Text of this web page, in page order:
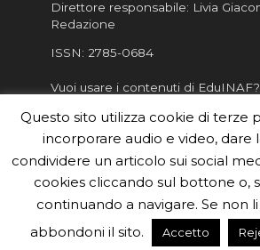
Direttore responsabile: Livia
Redazione
ISSN: 2785-0684
Vuoi usare i contenuti di EduINAF?
Informativa sulla Privacy
Informatva sui Cookie
Per la rubrica de l'Astronomo
inviarci le tue foto o i tuoi
redazione.edu [chiocciola] inaf.it
il form
Questo sito utilizza cookie di terze
incorporare audio e video, dare
condividere un articolo sui social
cookies cliccando sul bottone o,
continuando a navigare. Se non
abbondoni il sito.
Accetto